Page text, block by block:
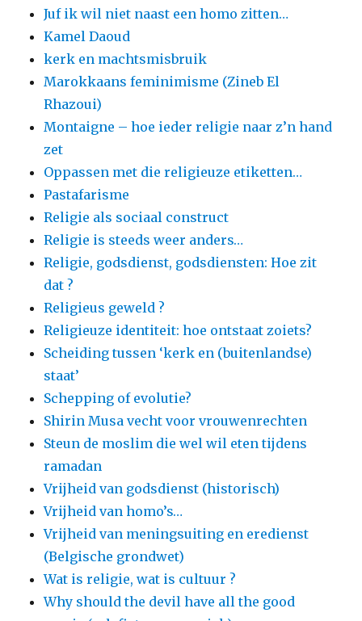
Juf ik wil niet naast een homo zitten…
Kamel Daoud
kerk en machtsmisbruik
Marokkaans feminimisme (Zineb El
Rhazoui)
Montaigne – hoe ieder religie naar z’n hand
zet
Oppassen met die religieuze etiketten…
Pastafarisme
Religie als sociaal construct
Religie is steeds weer anders…
Religie, godsdienst, godsdiensten: Hoe zit
dat ?
Religieus geweld ?
Religieuze identiteit: hoe ontstaat zoiets?
Scheiding tussen ‘kerk en (buitenlandse)
staat’
Schepping of evolutie?
Shirin Musa vecht voor vrouwenrechten
Steun de moslim die wel wil eten tijdens
ramadan
Vrijheid van godsdienst (historisch)
Vrijheid van homo’s…
Vrijheid van meningsuiting en eredienst
(Belgische grondwet)
Wat is religie, wat is cultuur ?
Why should the devil have all the good